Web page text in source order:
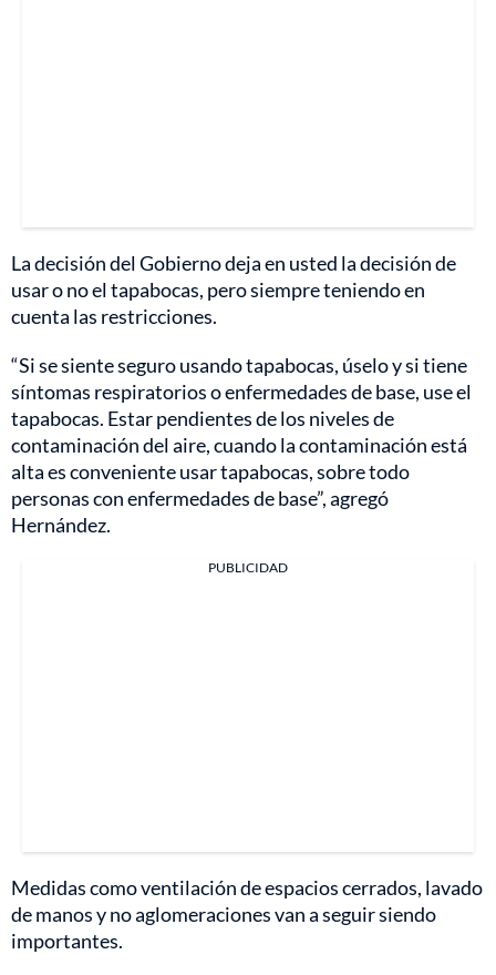
La decisión del Gobierno deja en usted la decisión de
usar o no el tapabocas, pero siempre teniendo en
cuenta las restricciones.
“Si se siente seguro usando tapabocas, úselo y si tiene
síntomas respiratorios o enfermedades de base, use el
tapabocas. Estar pendientes de los niveles de
contaminación del aire, cuando la contaminación está
alta es conveniente usar tapabocas, sobre todo
personas con enfermedades de base”, agregó
Hernández.
PUBLICIDAD
Medidas como ventilación de espacios cerrados, lavado
de manos y no aglomeraciones van a seguir siendo
importantes.